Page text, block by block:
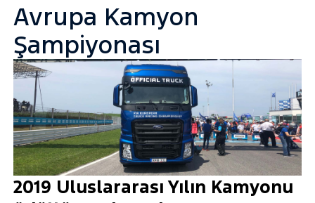
Avrupa Kamyon
Şampiyonası
2019 Uluslararası Yılın Kamyonu